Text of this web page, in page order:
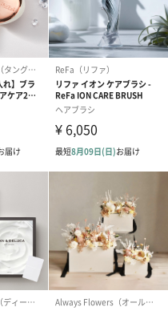
のお届け可能日が通常より
ホワイトグリ
円）
ブーケ（ピン